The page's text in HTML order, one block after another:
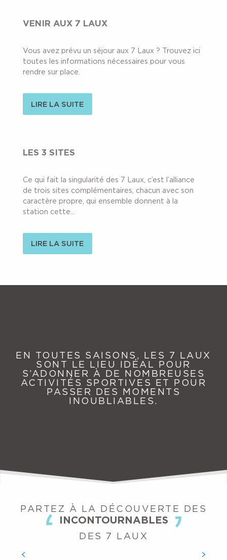
VENIR AUX 7 LAUX
Vous avez prévu un séjour aux 7 Laux ? Trouvez ici
toutes les informations nécessaires pour vous
rendre sur place.
LIRE LA SUITE
LES 3 SITES
Ce qui fait la singularité des 7 Laux, c’est l’alliance
de trois sites complémentaires, chacun avec son
caractère propre, qui ensemble donnent à la
station cette...
LIRE LA SUITE
EN TOUTES SAISONS, LES 7 LAUX
SONT LE LIEU IDÉAL POUR
S’ADONNER À DE NOMBREUSES
ACTIVITÉS SPORTIVES ET POUR
PASSER DES MOMENTS
INOUBLIABLES.
PARTEZ À LA DÉCOUVERTE DES
INCONTOURNABLES
DES 7 LAUX